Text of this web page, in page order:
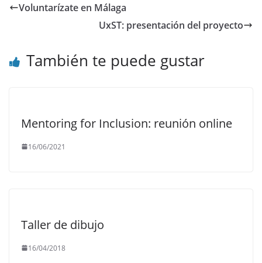
Voluntarízate en Málaga
UxST: presentación del proyecto
También te puede gustar
Mentoring for Inclusion: reunión online
16/06/2021
Taller de dibujo
16/04/2018